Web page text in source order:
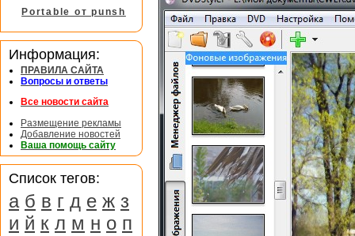
Portable от punsh
Информация:
ПРАВИЛА САЙТА
Вопросы и ответы
Все новости сайта
Размещение рекламы
Добавление новостей
Ваша помощь сайту
Список тегов:
а б в г д е ж з
и й к л м н о п